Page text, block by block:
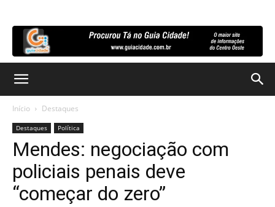
Início Destaques
Destaques Política
Mendes: negociação com
policiais penais deve
“começar do zero”